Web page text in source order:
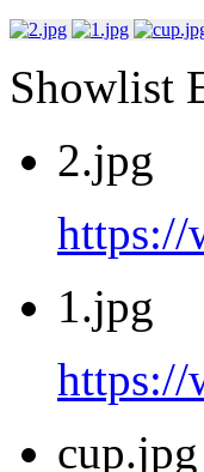
Showlist
2.jpg
https://
1.jpg
https://
cup.jpg